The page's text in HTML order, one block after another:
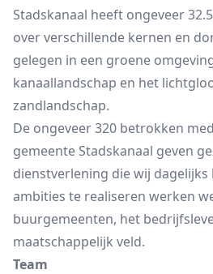
Stadskanaal heeft ongeveer
over verschillende kernen en
gelegen in een groene
kanaallandschap en het
zandlandschap.
De ongeveer 320 betrokken
gemeente Stadskanaal geven
dienstverlening die wij dagelijks
ambities te realiseren werken
buurgemeenten, het
maatschappelijk veld.
Team